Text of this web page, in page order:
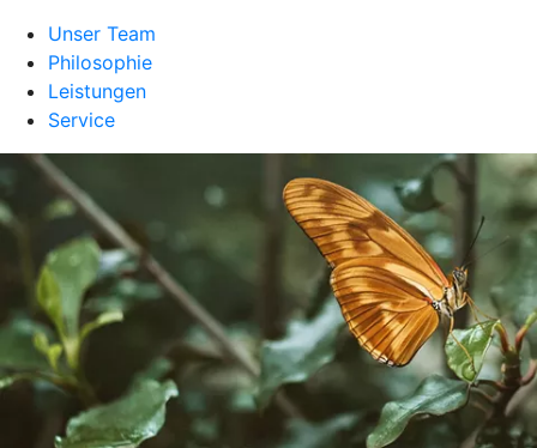
Unser Team
Philosophie
Leistungen
Service